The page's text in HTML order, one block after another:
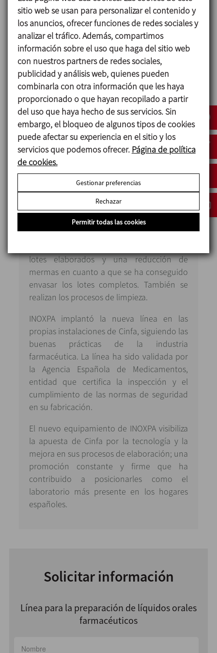
de forma controlada mediante la
instrumentación ( conductividad, temperatura,
caudal, pH…) acorde a la exigencias de los
nuevos requerimientos de limpieza.
El sistema de control registra todas las fases y
operaciones realizadas durante la elaboración de
los líquidos orales, así como durante los procesos
de lavado de los equipos e instalaciones de
tuberías. También dispone de registros según
CFR 21 part 11.
Características de la
instalación
La nueva línea minimiza la posibilidad de
errores mediante la automatización, es
eficaz en la elaboración de líquidos
lotes elaborados y una reducción de
mermas en cuanto a que se ha conseguido
envasar los lotes completos. También se
realizan los procesos de limpieza.
INOXPA implantó la nueva línea en las
propias instalaciones de Cinfa, siguiendo las
buenas prácticas de la industria
farmacéutica. La línea ha sido validada por
la Agencia Española de Medicamentos,
entidad que certifica la inspección y el
cumplimiento de las normas de seguridad
en su fabricación.
El nuevo equipamiento de INOXPA visibiliza
la apuesta de Cinfa por la tecnología y la
mejora en sus procesos de elaboración; una
promoción constante y firme que ha
contribuido a posicionarles como el
laboratorio más presente en los hogares
españoles.
Solicitar información
Línea para la preparación de líquidos orales
farmacéuticos
sitio web se usan para personalizar el contenido y
los anuncios, ofrecer funciones de redes sociales y
analizar el tráfico. Además, compartimos
información sobre el uso que haga del sitio web
con nuestros partners de redes sociales,
publicidad y análisis web, quienes pueden
combinarla con otra información que les haya
proporcionado o que hayan recopilado a partir
del uso que haya hecho de sus servicios. Sin
embargo, el bloqueo de algunos tipos de cookies
puede afectar su experiencia en el sitio y los
servicios que podemos ofrecer. Página de política
de cookies.
Gestionar preferencias
Rechazar
Permitir todas las cookies